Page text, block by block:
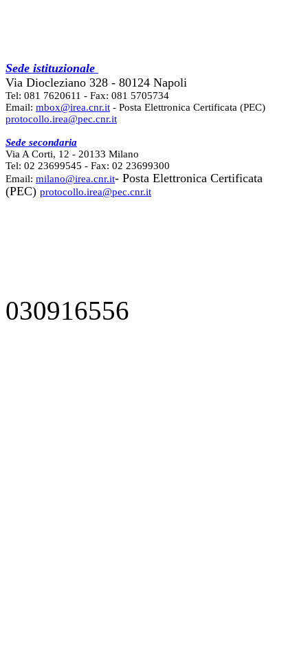
Sede istituzionale
Via Diocleziano 328 - 80124 Napoli
Tel: 081 7620611 - Fax: 081 5705734
Email: mbox@irea.cnr.it - Posta Elettronica Certificata (PEC)
protocollo.irea@pec.cnr.it
Sede secondaria
Via A Corti, 12 - 20133 Milano
Tel: 02 23699545 - Fax: 02 23699300
Email: milano@irea.cnr.it- Posta Elettronica Certificata
(PEC) protocollo.irea@pec.cnr.it
030916556